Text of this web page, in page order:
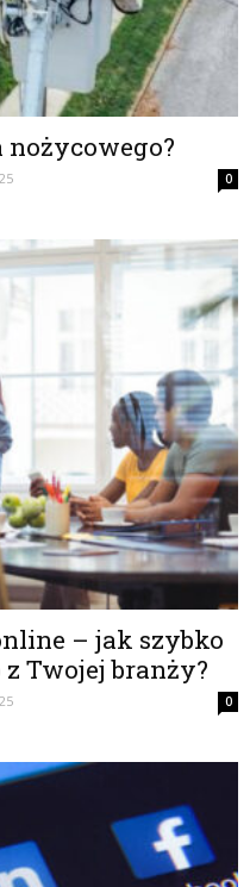
nożycowego?
0
– jak szybko
Twojej branży?
0